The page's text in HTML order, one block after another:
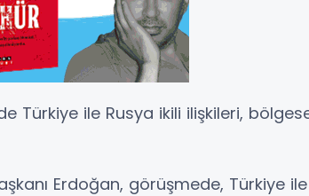
Türkiye ile Rusya ikili ilişkileri,
Erdoğan, görüşmede, Türkiye